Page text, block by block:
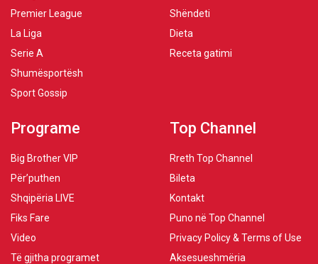
Premier League
La Liga
Serie A
Shumësportësh
Sport Gossip
Shëndeti
Dieta
Receta gatimi
Programe
Big Brother VIP
Për’puthen
Shqipëria LIVE
Fiks Fare
Video
Të gjitha programet
Top Channel
Rreth Top Channel
Bileta
Kontakt
Puno në Top Channel
Privacy Policy & Terms of Use
Aksesueshmëria